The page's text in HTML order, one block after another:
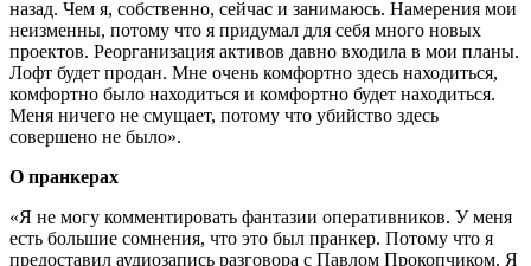
назад. Чем я, собственно, сейчас и занимаюсь. Намерения мои
неизменны, потому что я придумал для себя много новых
проектов. Реорганизация активов давно входила в мои планы.
Лофт будет продан. Мне очень комфортно здесь находиться,
комфортно было находиться и комфортно будет находиться.
Меня ничего не смущает, потому что убийство здесь
совершено не было».
О пранкерах
«Я не могу комментировать фантазии оперативников. У меня
есть большие сомнения, что это был пранкер. Потому что я
предоставил аудиозапись разговора с Павлом Прокопчиком. Я